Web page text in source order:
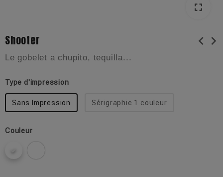
fullscreen
Shooter chevron_left chevron_right
Le gobelet a chupito, tequilla...
Type d'impression
Sans Impression Sérigraphie 1 couleur
Couleur